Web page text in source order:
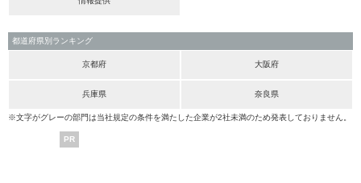
都道府県別ランキング
京都府 大阪府
兵庫県 奈良県
※文字がグレーの部門は当社規定の条件を満たした企業が2社未満のため発表しておりません。
PR